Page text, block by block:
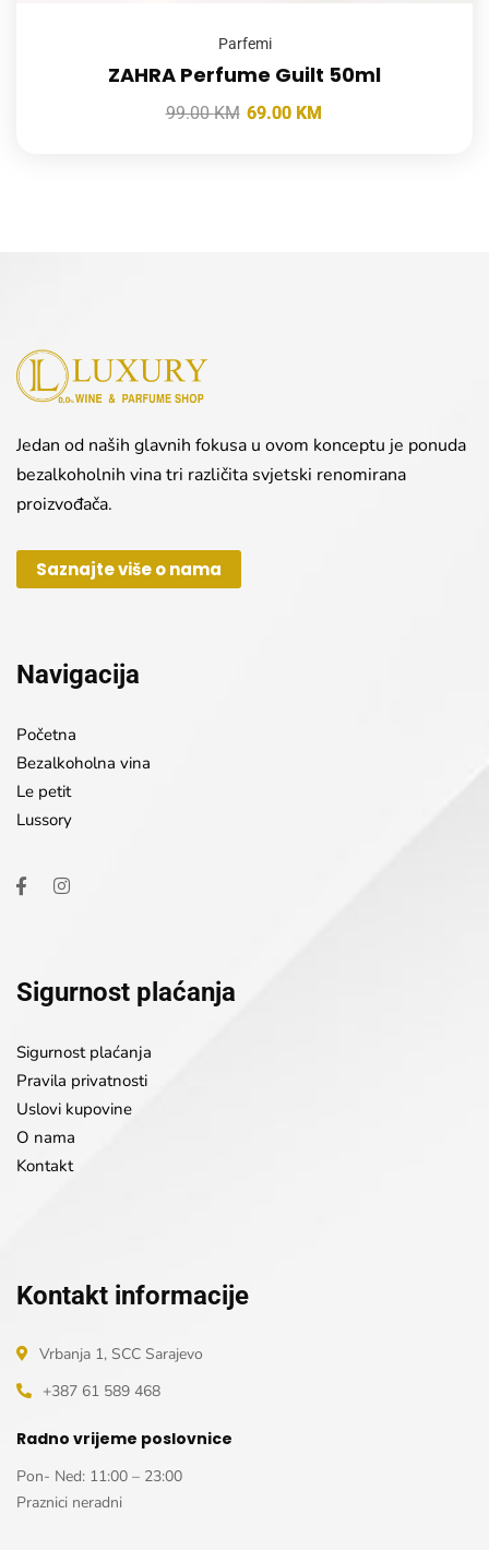
Parfemi
ZAHRA Perfume Guilt 50ml
99.00KM 69.00 KM
Jedan od naših glavnih fokusa u ovom konceptu je ponuda
bezalkoholnih vina tri različita svjetski renomirana
proizvođača.
Saznajte više o nama
Navigacija
Početna
Bezalkoholna vina
Le petit
Lussory
Sigurnost plaćanja
Sigurnost plaćanja
Pravila privatnosti
Uslovi kupovine
O nama
Kontakt
Kontakt informacije
Vrbanja 1, SCC Sarajevo
+387 61 589 468
Radno vrijeme poslovnice
Pon- Ned: 11:00 – 23:00
Praznici neradni